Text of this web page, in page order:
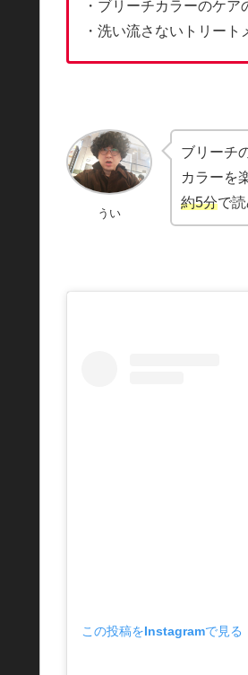
・ブリーチカラーのケア
・洗い流さないトリート
うい
ブリーチ
カラーを
約5分で
この投稿をInstagramで見る